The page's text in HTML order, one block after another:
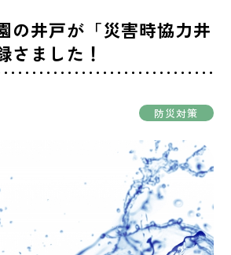
の井戸が「災害時協力井
さました！
防災対策